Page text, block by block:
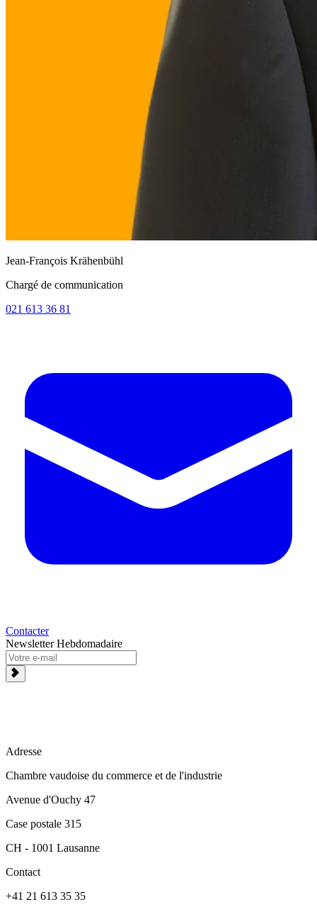
Jean-François Krähenbühl
Chargé de communication
021 613 36 81
Contacter
Newsletter Hebdomadaire
Adresse
Chambre vaudoise du commerce et de l'industrie
Avenue d'Ouchy 47
Case postale 315
CH - 1001 Lausanne
Contact
+41 21 613 35 35